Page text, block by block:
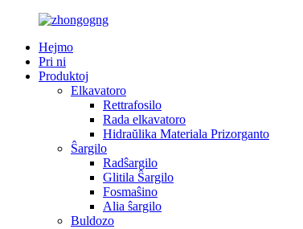
Hejmo
Pri ni
Produktoj
Elkavatoro
Rettrafosilo
Rada elkavatoro
Hidraŭlika Materiala Prizorganto
Ŝargilo
Radŝargilo
Glitila Ŝargilo
Fosmaŝino
Alia ŝargilo
Buldozo